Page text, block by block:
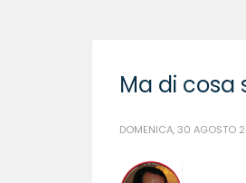
Ma di cosa
DOMENICA, 30 AGOSTO